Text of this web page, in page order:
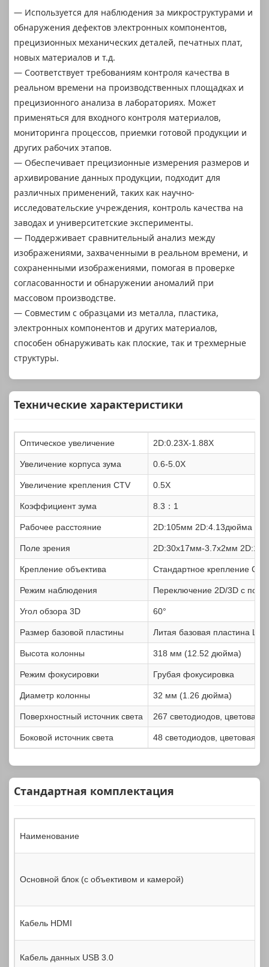
— Используется для наблюдения за микроструктурами и
обнаружения дефектов электронных компонентов,
прецизионных механических деталей, печатных плат,
новых материалов и т.д.
— Соответствует требованиям контроля качества в
реальном времени на производственных площадках и
прецизионного анализа в лабораториях. Может
применяться для входного контроля материалов,
мониторинга процессов, приемки готовой продукции и
других рабочих этапов.
— Обеспечивает прецизионные измерения размеров и
архивирование данных продукции, подходит для
различных применений, таких как научно-
исследовательские учреждения, контроль качества на
заводах и университетские эксперименты.
— Поддерживает сравнительный анализ между
изображениями, захваченными в реальном времени, и
сохраненными изображениями, помогая в проверке
согласованности и обнаружении аномалий при
массовом производстве.
— Совместим с образцами из металла, пластика,
электронных компонентов и других материалов,
способен обнаруживать как плоские, так и трехмерные
структуры.
Технические характеристики
Оптическое увеличение 2D:0.23X-1.88X
Увеличение корпуса зума 0.6-5.0X
Увеличение крепления CTV 0.5X
Коэффициент зума 8.3：1
Рабочее расстояние 2D:105мм 2D:4.13дюйма
Поле зрения 2D:30x17мм-3.7x2мм
Крепление объектива Стандартное крепление C
Режим наблюдения Переключение 2D/3D с
Угол обзора 3D 60°
Размер базовой пластины Литая базовая пластина
Высота колонны 318 мм (12.52 дюйма)
Режим фокусировки Грубая фокусировка
Диаметр колонны 32 мм (1.26 дюйма)
Поверхностный источник света 267 светодиодов, цветовая
Боковой источник света 48 светодиодов, цветовая
Стандартная комплектация
Наименование
Основной блок (с объективом и камерой)
Кабель HDMI
Кабель данных USB 3.0